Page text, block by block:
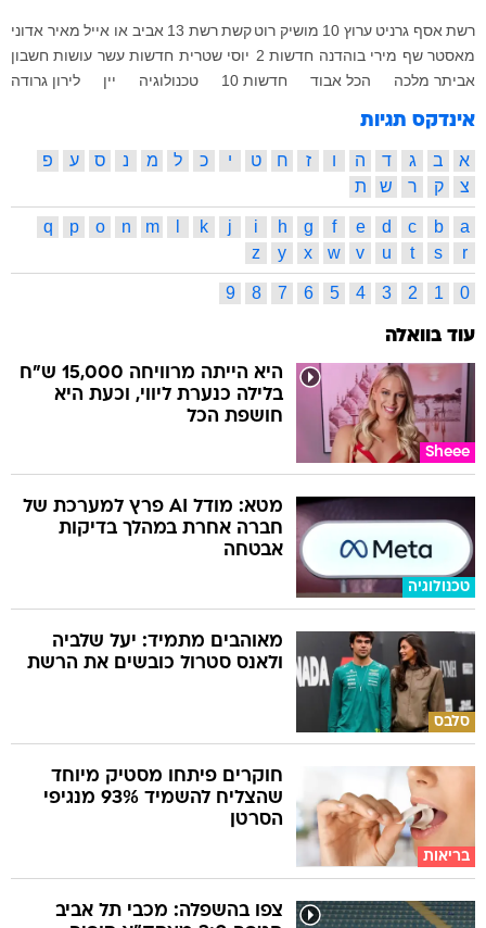
רשת אסף גרניט ערוץ 10 מושיק רוט קשת רשת 13 אביב או אייל מאיר אדוני
מאסטר שף מירי בוהדנה חדשות 2 יוסי שטרית חדשות עשר עושות חשבון
אביתר מלכה
הכל אבוד חדשות 10 טכנולוגיה יין לירון גרודה
אינדקס תגיות
א ב ג ד ה ו ז ח ט י כ ל מ נ ס ע
פ
צ
ק ר ש ת
a
b
c
d
e
f
g
h
i
j
k
m
n
o
p
q
r
s
t
u
v
w
x
y
z
0
1
2
3
4
5
6
7
8
9
עוד בוואלה
Sheee
היא הייתה מרוויחה 15,000 ש"ח
בלילה כנערת ליווי, וכעת היא
חושפת הכל
טכנולוגיה
מטא: מודל AI פרץ למערכת של
חברה אחרת במהלך בדיקות
אבטחה
סלבס
מאוהבים מתמיד: יעל שלביה
ולאנס סטרול כובשים את הרשת
בריאות
חוקרים פיתחו מסטיק מיוחד
שהצליח להשמיד 93% מנגיפי
הסרטן
צפו בהשפלה: מכבי תל אביב